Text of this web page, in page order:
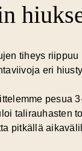
tiheys
eri
pesua
talirauhasten
pitkällä